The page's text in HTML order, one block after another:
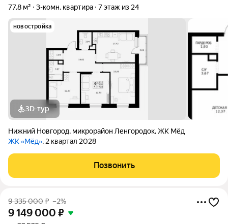
77,8 м²
3-комн. квартира 7 этаж из 24
новостройка
3D-тур
Нижний Новгород, микрорайон Ленгородок,ЖК Мёд
ЖК «Мёд», 2 квартал 2028
Позвонить
9 335 000₽ –2%
9 149 000 ₽